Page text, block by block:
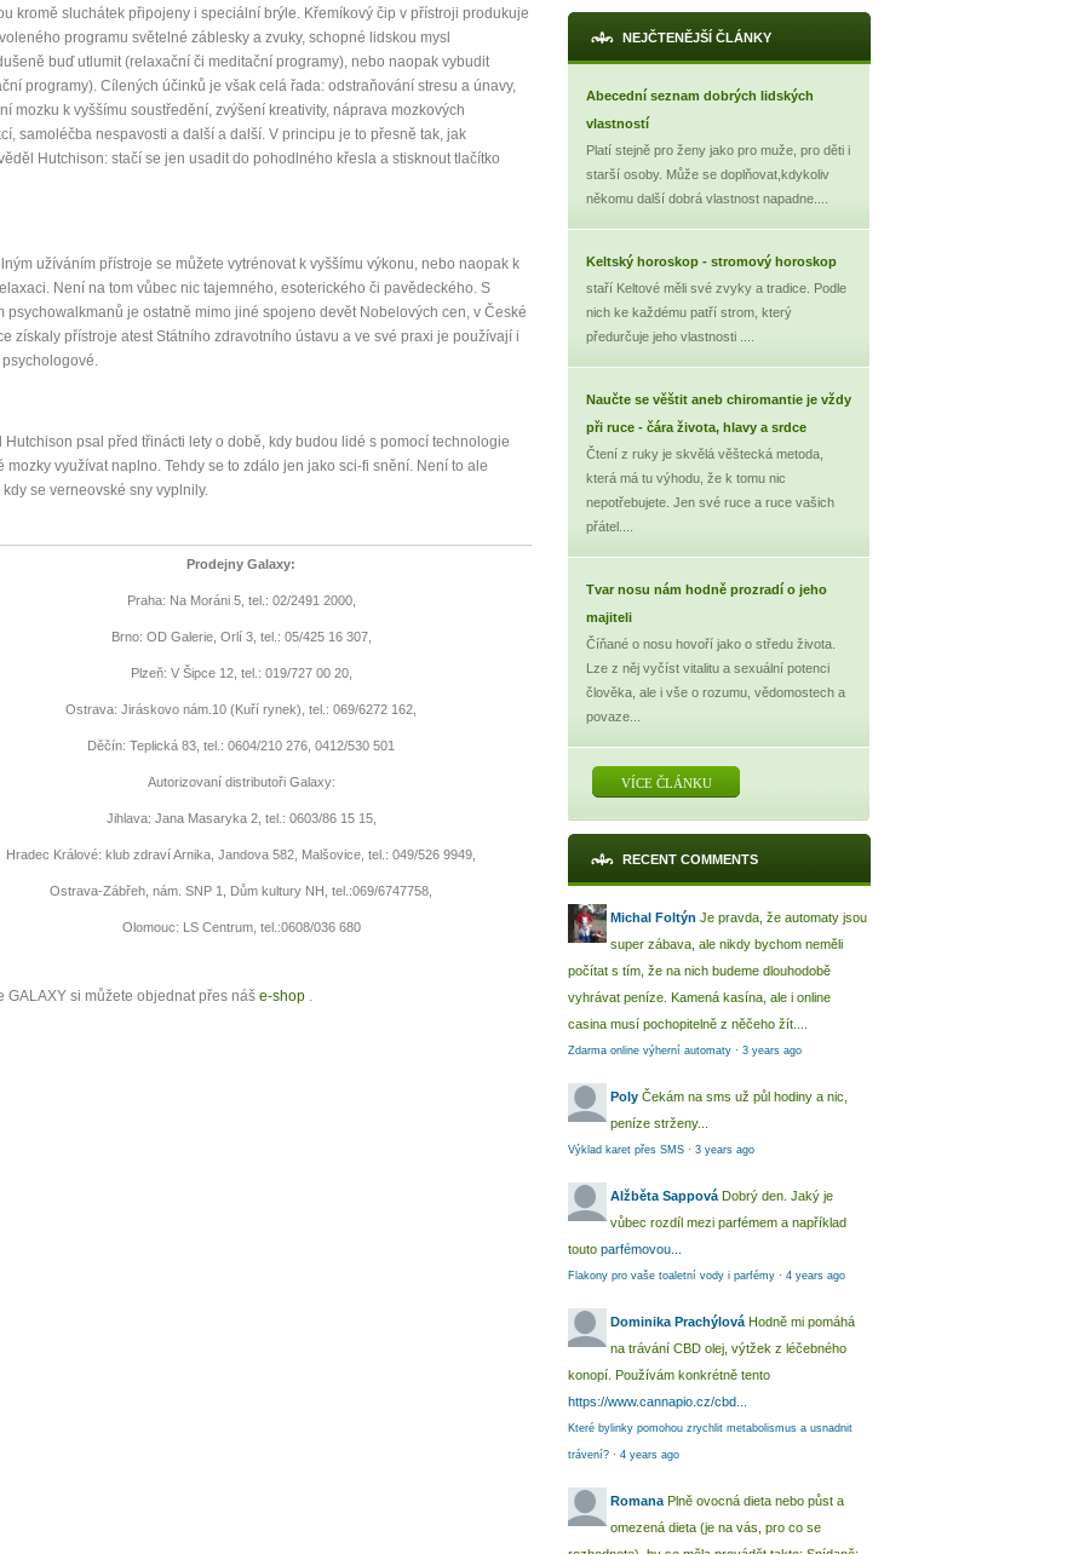
kromě sluchátek připojeny i speciální brýle. Křemíkový čip v přístroji produkuje
programu světelné záblesky a zvuky, schopné lidskou mysl
buď utlumit (relaxační či meditační programy), nebo naopak vybudit
programy). Cílených účinků je však celá řada: odstraňování stresu a únavy,
mozku k vyššímu soustředění, zvýšení kreativity, náprava mozkových
samoléčba nespavosti a další a další. V principu je to přesně tak, jak
Hutchison: stačí se jen usadit do pohodlného křesla a stisknout tlačítko
užíváním přístroje se můžete vytrénovat k vyššímu výkonu, nebo naopak k
Není na tom vůbec nic tajemného, esoterického či pavědeckého. S
psychowalkmanů je ostatně mimo jiné spojeno devět Nobelových cen, v České
získaly přístroje atest Státního zdravotního ústavu a ve své praxi je používají i
psychologové.
Hutchison psal před třinácti lety o době, kdy budou lidé s pomocí technologie
mozky využívat naplno. Tehdy se to zdálo jen jako sci-fi snění. Není to ale
se verneovské sny vyplnily.
Prodejny Galaxy:
Praha: Na Moráni 5, tel.: 02/2491 2000,
Brno: OD Galerie, Orlí 3, tel.: 05/425 16 307,
Plzeň: V Šipce 12, tel.: 019/727 00 20,
Ostrava: Jiráskovo nám.10 (Kuří rynek), tel.: 069/6272 162,
Děčín: Teplická 83, tel.: 0604/210 276, 0412/530 501
Autorizovaní distributoři Galaxy:
Jihlava: Jana Masaryka 2, tel.: 0603/86 15 15,
Hradec Králové: klub zdraví Arnika, Jandova 582, Malšovice, tel.: 049/526 9949,
Ostrava-Zábřeh, nám. SNP 1, Dům kultury NH, tel.:069/6747758,
Olomouc: LS Centrum, tel.:0608/036 680
GALAXY si můžete objednat přes náš e-shop .
NEJČTENĚJŠÍ ČLÁNKY
Abecední seznam dobrých lidských
vlastností
Platí stejně pro ženy jako pro muže, pro děti i
starší osoby. Může se doplňovat,kdykoliv
někomu další dobrá vlastnost napadne....
Keltský horoskop - stromový horoskop
staří Keltové měli své zvyky a tradice. Podle
nich ke každému patří strom, který
předurčuje jeho vlastnosti ....
Naučte se věštit aneb chiromantie je vždy
při ruce - čára života, hlavy a srdce
Čtení z ruky je skvělá věštecká metoda,
která má tu výhodu, že k tomu nic
nepotřebujete. Jen své ruce a ruce vašich
přátel....
Tvar nosu nám hodně prozradí o jeho
majiteli
Číňané o nosu hovoří jako o středu života.
Lze z něj vyčíst vitalitu a sexuální potenci
člověka, ale i vše o rozumu, vědomostech a
povaze...
VÍCE ČLÁNKU
RECENT COMMENTS
Michal Foltýn Je pravda, že automaty jsou
super zábava, ale nikdy bychom neměli
počítat s tím, že na nich budeme dlouhodobě
vyhrávat peníze. Kamená kasína, ale i online
casina musí pochopitelně z něčeho žít....
Zdarma online výherní automaty · 3 years ago
Poly Čekám na sms už půl hodiny a nic,
peníze strženy...
Výklad karet přes SMS · 3 years ago
Alžběta Sappová Dobrý den. Jaký je
vůbec rozdíl mezi parfémem a například
touto parfémovou...
Flakony pro vaše toaletní vody i parfémy · 4 years ago
Dominika Prachýlová Hodně mi pomáhá
na trávání CBD olej, výtžek z léčebného
konopí. Používám konkrétně tento
https://www.cannapio.cz/cbd...
Které bylinky pomohou zrychlit metabolismus a usnadnit
trávení? · 4 years ago
Romana Plně ovocná dieta nebo půst a
omezená dieta (je na vás, pro co se